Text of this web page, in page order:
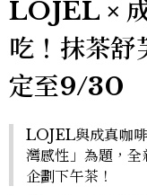
LOJEL ×
吃！抹茶舒
定至9/30
LOJEL與成真咖
灣感性」為題，
企劃下午茶！